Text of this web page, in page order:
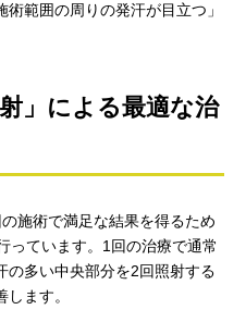
範囲の周りの発汗が目立つ」
」による最適な治
施術で満足な結果を得るため
っています。1回の治療で通常
の多い中央部分を2回照射する
ます。